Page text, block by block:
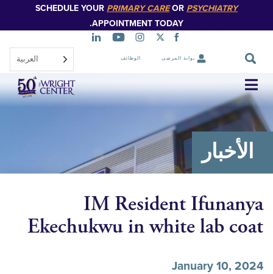
الرئيسي
SCHEDULE YOURPRIMARY CAREOR
APPOINTMENT TODAY.
بوابة المرضى الوظائف العربية‏
تخطي
التنقل
IM Resident
Ekechukwu in white lab
January